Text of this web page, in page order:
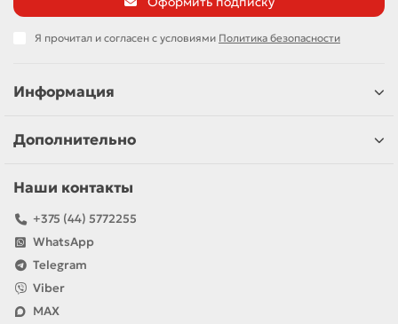
Я прочитал и согласен с условиями Политика безопасности
Информация
Дополнительно
Наши контакты
+375 (44) 5772255
WhatsApp
Telegram
Viber
MAX